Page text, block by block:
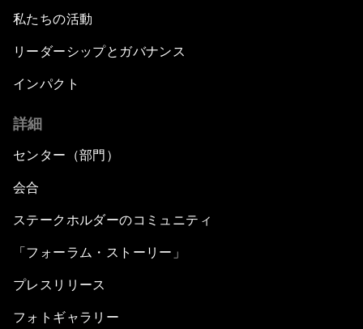
私たちの活動
リーダーシップとガバナンス
インパクト
詳細
センター（部門）
会合
ステークホルダーのコミュニティ
「フォーラム・ストーリー」
プレスリリース
フォトギャラリー